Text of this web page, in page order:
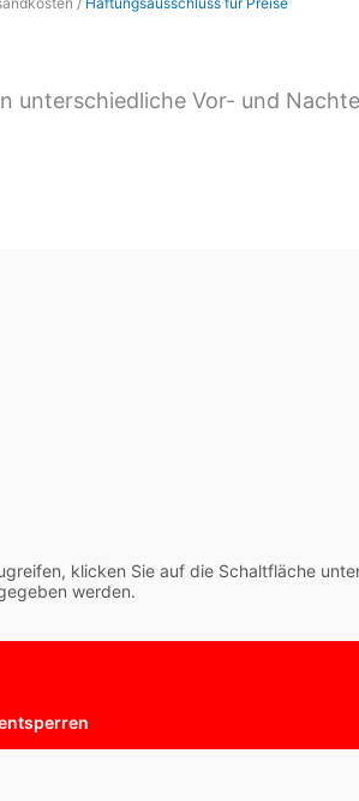
unterschiedliche Vor- und
klicken Sie auf die Schaltfläche
werden.